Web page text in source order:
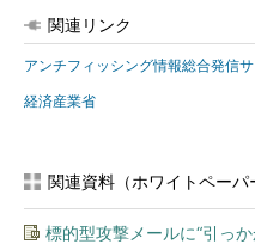
関連リンク
アンチフィッシング情報総合発信サ
経済産業省
関連資料（ホワイトペーパ
標的型攻撃メールに“引っ